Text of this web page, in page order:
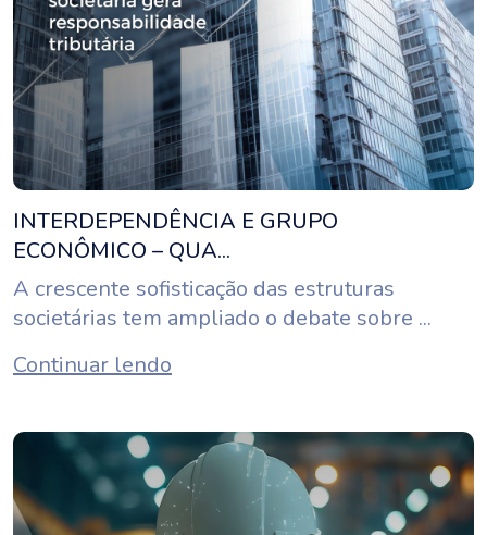
INTERDEPENDÊNCIA E GRUPO
ECONÔMICO – QUA...
A crescente sofisticação das estruturas
societárias tem ampliado o debate sobre ...
Continuar lendo